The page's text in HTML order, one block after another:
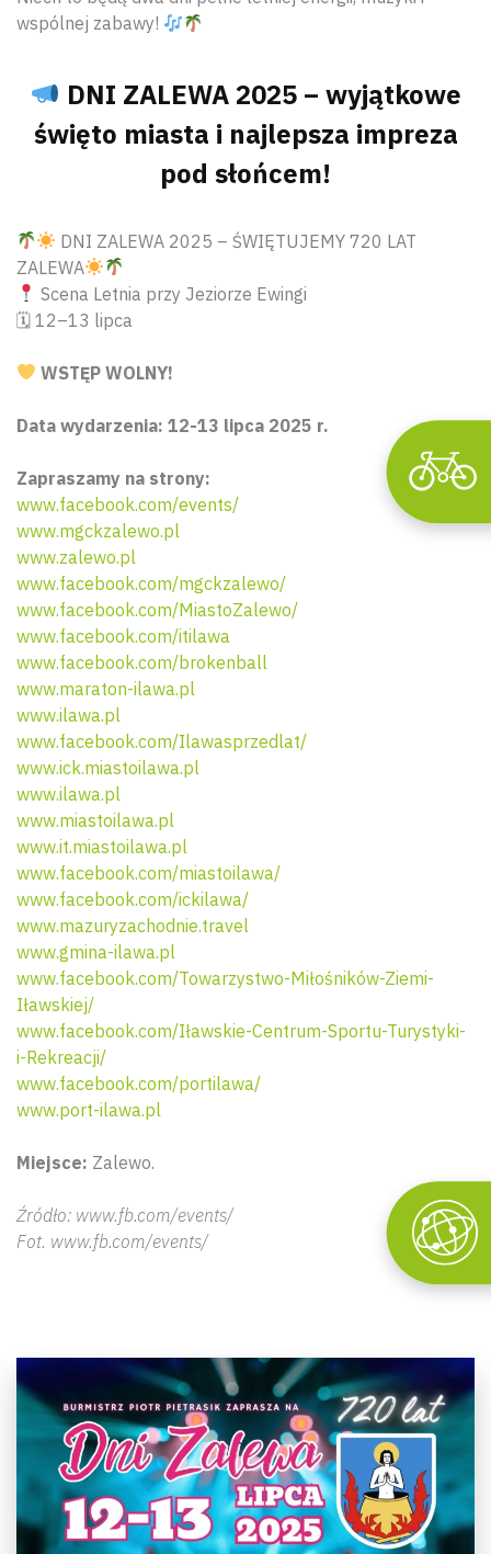
wspólnej zabawy!
DNI ZALEWA 2025 – wyjątkowe
święto miasta i najlepsza impreza
pod słońcem!
DNI ZALEWA 2025 – ŚWIĘTUJEMY 720 LAT
ZALEWA
Scena Letnia przy Jeziorze Ewingi
🗓 12–13 lipca
WSTĘP WOLNY!
Data wydarzenia: 12-13 lipca 2025 r.
Zapraszamy na strony:
www.facebook.com/events/
www.mgckzalewo.pl
www.zalewo.pl
www.facebook.com/mgckzalewo/
www.facebook.com/MiastoZalewo/
www.facebook.com/itilawa
www.facebook.com/brokenball
www.maraton-ilawa.pl
www.ilawa.pl
www.facebook.com/Ilawasprzedlat/
www.ick.miastoilawa.pl
www.ilawa.pl
www.miastoilawa.pl
www.it.miastoilawa.pl
www.facebook.com/miastoilawa/
www.facebook.com/ickilawa/
www.mazuryzachodnie.travel
www.gmina-ilawa.pl
www.facebook.com/Towarzystwo-Miłośników-Ziemi-
Iławskiej/
www.facebook.com/Iławskie-Centrum-Sportu-Turystyki-
i-Rekreacji/
www.facebook.com/portilawa/
www.port-ilawa.pl
Miejsce: Zalewo.
Źródło: www.fb.com/events/
Fot. www.fb.com/events/